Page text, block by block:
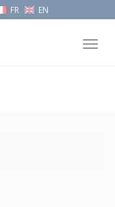
FR EN